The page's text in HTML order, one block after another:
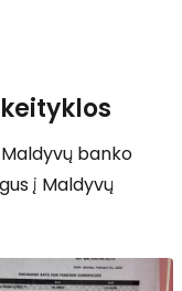
banko
į Maldyvų